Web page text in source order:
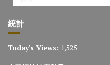
統計
Today's Views: 1,525